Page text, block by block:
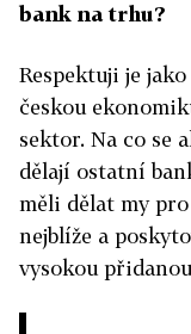
bank na trhu?
Respektuji je
českou
sektor. Na co se
dělají ostatní
měli dělat my
nejblíže a
vysokou